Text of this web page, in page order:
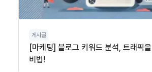
게시글
[마케팅] 블로그 키워드 분석, 트래픽
비법!